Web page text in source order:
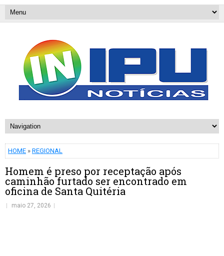
HOME » REGIONAL
Homem é preso por receptação após
caminhão furtado ser encontrado em
oficina de Santa Quitéria
maio 27, 2026